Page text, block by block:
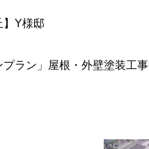
】Y様邸
プラン」屋根・外壁塗装工事